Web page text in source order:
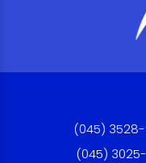
(045)
(045)